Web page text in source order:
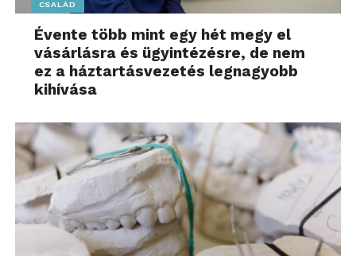
CSALÁD
Évente több mint egy hét megy el
vásárlásra és ügyintézésre, de nem
ez a háztartásvezetés legnagyobb
kihívása